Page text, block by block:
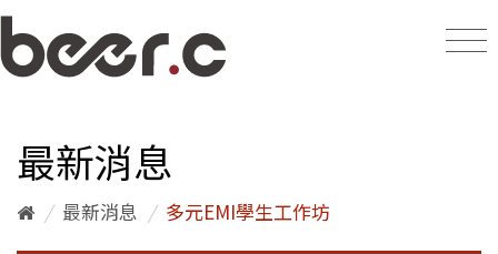
最新消息
/ 最新消息 / 多元EMI學生工作坊